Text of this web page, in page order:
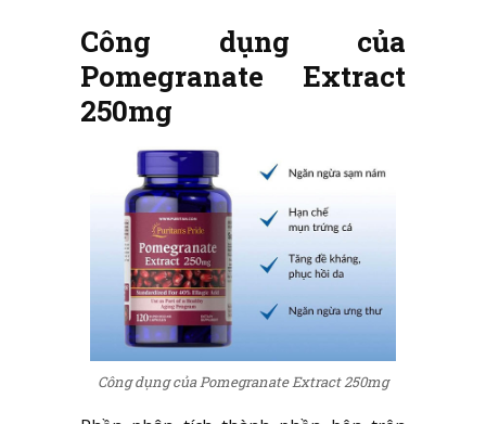
Công dụng của
Pomegranate Extract
250mg
Công dụng của Pomegranate Extract 250mg